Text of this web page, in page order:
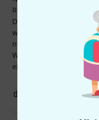
Resultat!
Dieses Teil ist echt viel
wenn man dann ein mit
nur geringe
Was sich Vandoren
ein!!!